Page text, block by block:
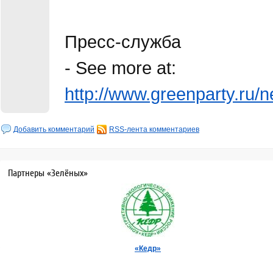
Пресс-служба
- See more at:
http://www.greenparty.ru/
Добавить комментарий RSS-лента комментариев
Партнеры «Зелёных»
«Кедр»